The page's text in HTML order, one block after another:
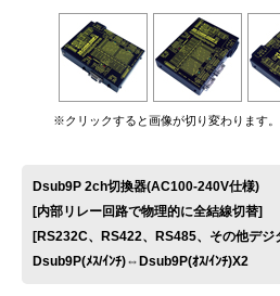
※クリックすると画像が切り変わります。
Dsub9P 2ch切換器(AC100-240V仕様)
[内部リレー回路で物理的に全結線切替]
[RS232C、RS422、RS485、その他デジ
Dsub9P(ﾒｽ/ｲﾝﾁ)⇔Dsub9P(ｵｽ/ｲﾝﾁ)X2